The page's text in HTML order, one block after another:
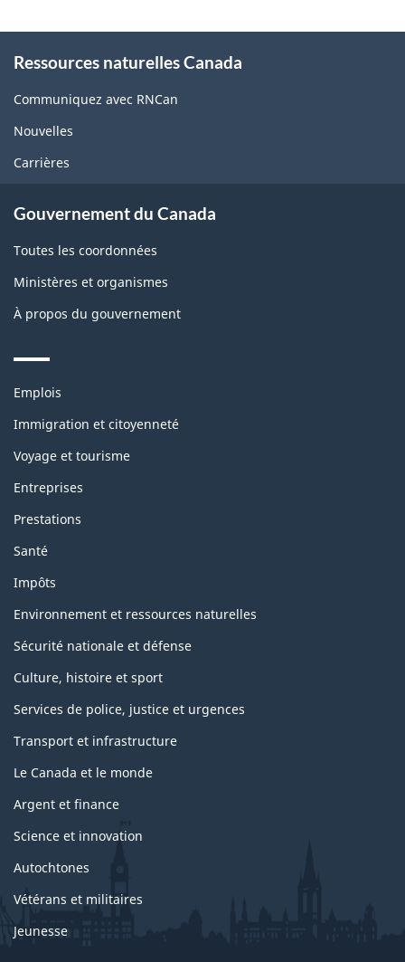
this
site
Ressources naturelles Canada
Communiquez avec RNCan
Nouvelles
Carrières
Gouvernement du Canada
Toutes les coordonnées
Ministères et organismes
À propos du gouvernement
Themes
topics
Emplois
Immigration et citoyenneté
Voyage et tourisme
Entreprises
Prestations
Santé
Impôts
Environnement et ressources naturelles
Sécurité nationale et défense
Culture, histoire et sport
Services de police, justice et urgences
Transport et infrastructure
Le Canada et le monde
Argent et finance
Science et innovation
Autochtones
Vétérans et militaires
Jeunesse